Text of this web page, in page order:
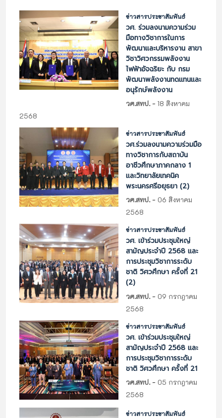
ข่าวสารประชาสัมพันธ์
วศ. ร่วมลงนามความร่วม
มือทางวิชาการในการ
พัฒนาและบริหารงาน สาขา
วิชาวิศวกรรมพลังงาน
ไฟฟ้าอัจฉริยะ กับ กรม
พัฒนาพลังงานทดแทนและ
อนุรักษ์พลังงาน
วศ.สทป.-18 สิงหาคม
2568
ข่าวสารประชาสัมพันธ์
วศ.ร่วมลงนามความร่วมมือ
ทางวิชาการกับสถาบัน
อาชีวศึกษาภาคกลาง 1
และวิทยาลัยเทคนิค
พระนครศรีอยุธยา (2)
วศ.สทป.-06 สิงหาคม
2568
ข่าวสารประชาสัมพันธ์
วศ. เข้าร่วมประชุมใหญ่
สามัญประจำปี 2568 และ
การประชุมวิชาการระดับ
ชาติ วิศวศึกษา ครั้งที่ 21
(2)
วศ.สทป.-09 กรกฎาคม
2568
ข่าวสารประชาสัมพันธ์
วศ. เข้าร่วมประชุมใหญ่
สามัญประจำปี 2568 และ
การประชุมวิชาการระดับ
ชาติ วิศวศึกษา ครั้งที่ 21
วศ.สทป.-05 กรกฎาคม
2568
ข่าวสารประชาสัมพันธ์